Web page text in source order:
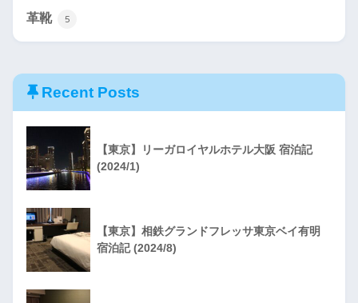
革靴 5
Recent Posts
【東京】リーガロイヤルホテル大阪 宿泊記
(2024/1)
【東京】相鉄グランドフレッサ東京ベイ有明
宿泊記 (2024/8)